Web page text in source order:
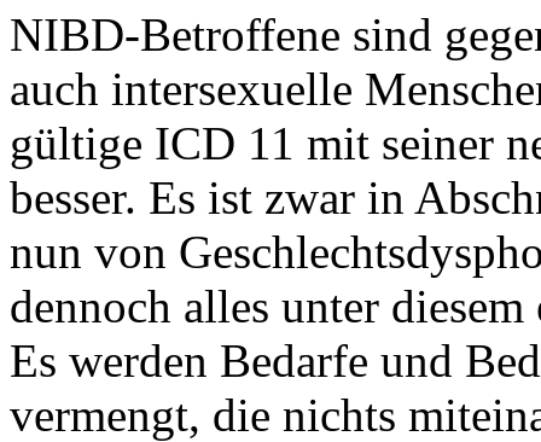
NIBD-Betroffene sind
auch intersexuelle
gültige ICD 11 mit seiner
besser. Es ist zwar in
nun von
dennoch alles unter
Es werden Bedarfe und
vermengt, die nichts